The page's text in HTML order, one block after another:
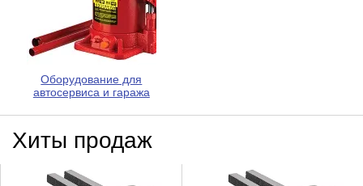
Оборудование для
автосервиса и гаража
Хиты продаж